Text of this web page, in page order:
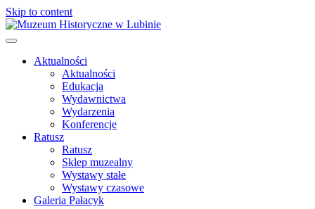
Skip to content
Aktualności
Aktualności
Edukacja
Wydawnictwa
Wydarzenia
Konferencje
Ratusz
Ratusz
Sklep muzealny
Wystawy stałe
Wystawy czasowe
Galeria Pałacyk